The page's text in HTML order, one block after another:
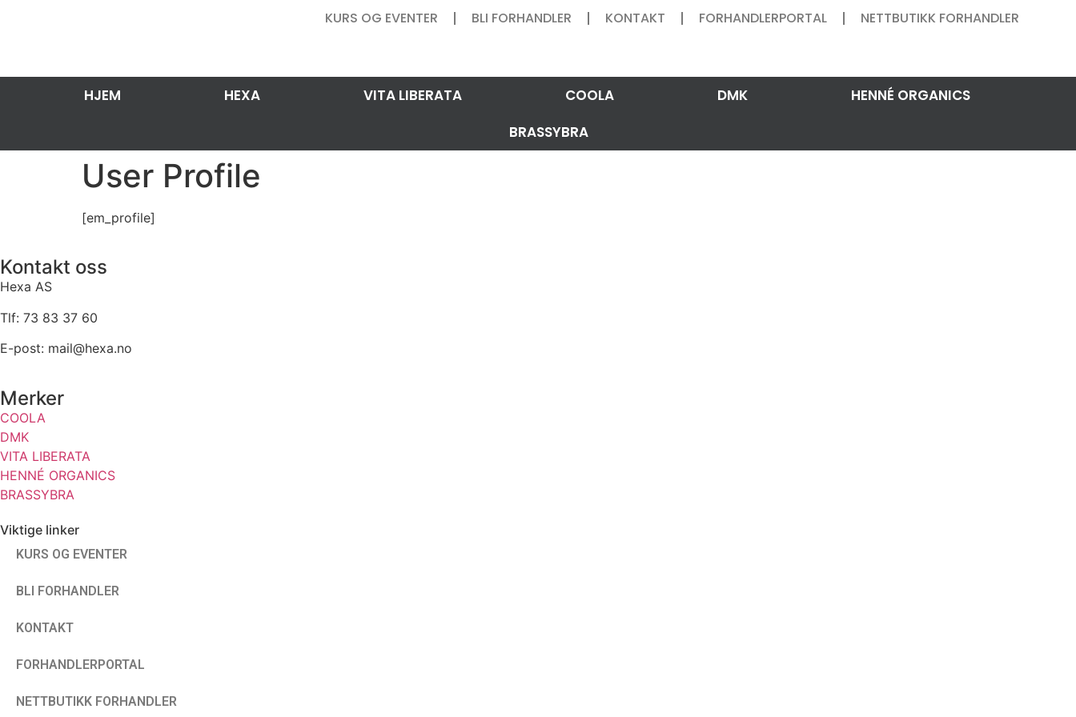
KURS OG EVENTER BLI FORHANDLER KONTAKT FORHANDLERPORTAL NETTBUTIKK FORHANDLER
HJEM HEXA VITA LIBERATA COOLA DMK
HENNÉ ORGANICS
BRASSYBRA
User Profile
[em_profile]
Kontakt oss
Hexa AS
Tlf: 73 83 37 60
E-post: mail@hexa.no
Merker
COOLA
DMK
VITA LIBERATA
HENNÉ ORGANICS
BRASSYBRA
Viktige linker
KURS OG EVENTER
BLI FORHANDLER
KONTAKT
FORHANDLERPORTAL
NETTBUTIKK FORHANDLER